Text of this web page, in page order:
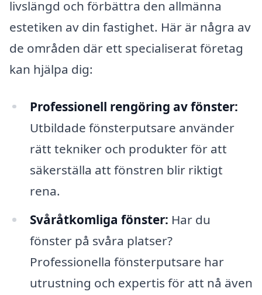
livslängd och förbättra den allmänna
estetiken av din fastighet. Här är några av
de områden där ett specialiserat företag
kan hjälpa dig:
Professionell rengöring av fönster:
Utbildade fönsterputsare använder
rätt tekniker och produkter för att
säkerställa att fönstren blir riktigt
rena.
Svåråtkomliga fönster: Har du
fönster på svåra platser?
Professionella fönsterputsare har
utrustning och expertis för att nå även